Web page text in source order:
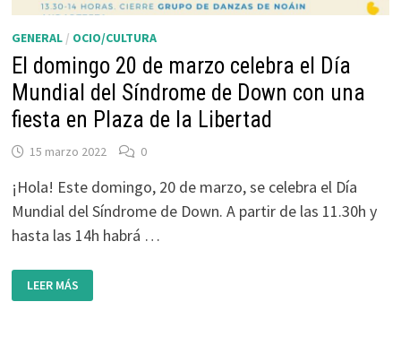
GENERAL/ OCIO/CULTURA
El domingo 20 de marzo celebra el Día
Mundial del Síndrome de Down con una
fiesta en Plaza de la Libertad
15 marzo 2022 0
¡Hola! Este domingo, 20 de marzo, se celebra el Día
Mundial del Síndrome de Down. A partir de las 11.30h y
hasta las 14h habrá …
DOMINGO
20
LEER MÁS